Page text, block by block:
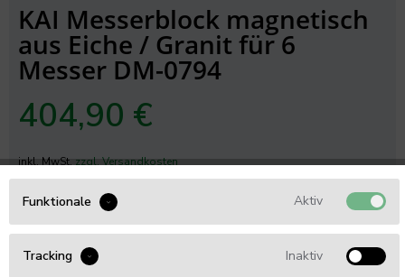
KAI Messerblock magnetisch
aus Eiche / Granit für 6
Messer DM-0794
404,90 €
inkl. MwSt. zzgl. Versandkosten
Sofort versandfertig, Lieferzeit 1-3 Werktage
Artikel-Nr.:
WARENKORB
Funktionale Aktiv
Tracking Inaktiv